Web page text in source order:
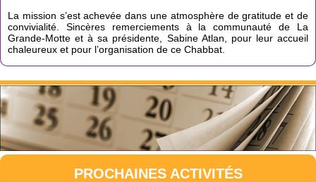
La mission s’est achevée dans une atmosphère de gratitude et de
convivialité. Sincères remerciements à la communauté de La
Grande-Motte et à sa présidente, Sabine Atlan, pour leur accueil
chaleureux et pour l’organisation de ce Chabbat.
PROCHAINES ACTIVITÉS